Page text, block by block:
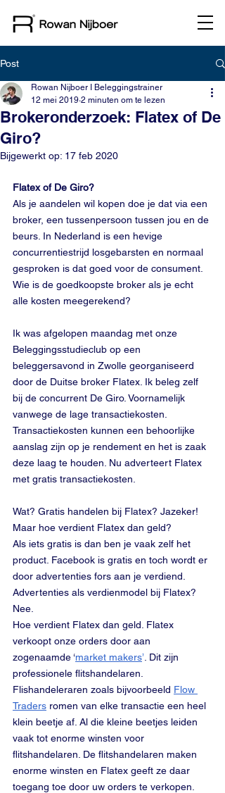
Post
Brokeronderzoek: Flatex of De
Giro?
Rowan Nijboer I Beleggingstrainer
12 mei 2019 2 minuten om te lezen
Bijgewerkt op: 17 feb 2020
Flatex of De Giro?
Als je aandelen wil kopen doe je dat via een
broker, een tussenpersoon tussen jou en de
beurs. In Nederland is een hevige
concurrentiestrijd losgebarsten en normaal
gesproken is dat goed voor de consument.
Wie is de goedkoopste broker als je echt
alle kosten meegerekend?
Ik was afgelopen maandag met onze
Beleggingsstudieclub op een
beleggersavond in Zwolle georganiseerd
door de Duitse broker Flatex. Ik beleg zelf
bij de concurrent De Giro. Voornamelijk
vanwege de lage transactiekosten.
Transactiekosten kunnen een behoorlijke
aanslag zijn op je rendement en het is zaak
deze laag te houden. Nu adverteert Flatex
met gratis transactiekosten.
Wat? Gratis handelen bij Flatex? Jazeker!
Maar hoe verdient Flatex dan geld?
Als iets gratis is dan ben je vaak zelf het
product. Facebook is gratis en toch wordt er
door advertenties fors aan je verdiend.
Advertenties als verdienmodel bij Flatex?
Nee.
Hoe verdient Flatex dan geld. Flatex
verkoopt onze orders door aan
zogenaamde ‘market makers’ . Dit zijn
professionele flitshandelaren.
Flishandeleraren zoals bijvoorbeeld Flow
Traders romen van elke transactie een heel
klein beetje af. Al die kleine beetjes leiden
vaak tot enorme winsten voor
flitshandelaren. De flitshandelaren maken
enorme winsten en Flatex geeft ze daar
toegang toe door uw orders te verkopen.